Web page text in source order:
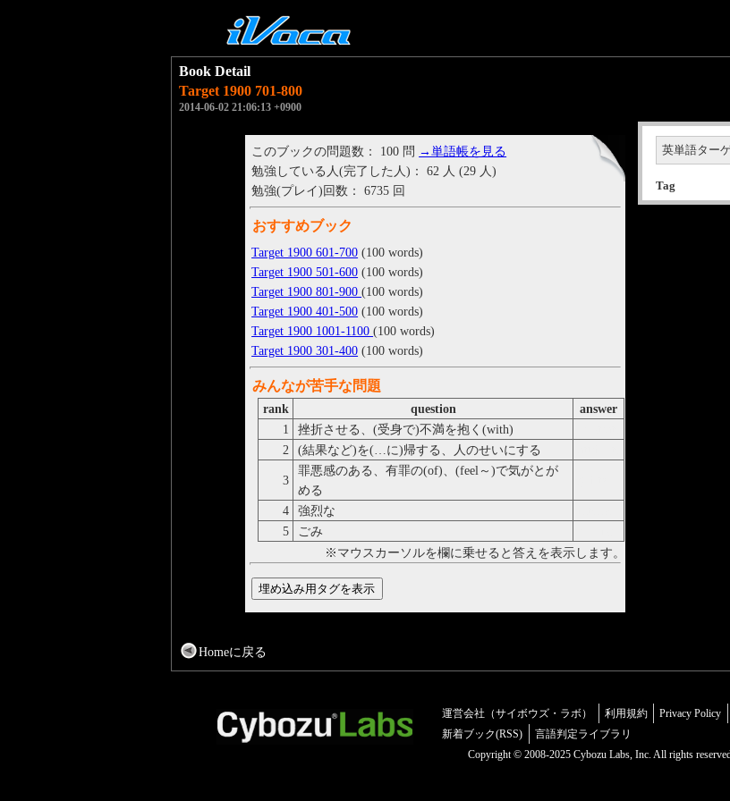
Book Detail
Target 1900 701-800
2014-06-02 21:06:13 +0900
英単語ター
Tag
このブックの問題数： 100 問 →単語帳を見る
勉強している人(完了した人)： 62 人 (29 人)
勉強(プレイ)回数： 6735 回
おすすめブック
Target 1900 601-700 (100 words)
Target 1900 501-600 (100 words)
Target 1900 801-900(100 words)
Target 1900 401-500 (100 words)
Target 1900 1001-1100(100 words)
Target 1900 301-400 (100 words)
みんなが苦手な問題
rank question
answer
1
挫折させる、(受身で)不満を抱く(with)
2
(結果など)を(…に)帰する、人のせいにする
3
罪悪感のある、有罪の(of)、(feel～)で気がとが
める
4 強烈な
5
ごみ
※マウスカーソルを欄に乗せると答えを表示します。
Homeに戻る
運営会社（サイボウズ・ラボ） 利用規約 Privacy Policy
新着ブック(RSS)
言語判定ライブラリ
Copyright © 2008-2025 Cybozu Labs, Inc. All rights